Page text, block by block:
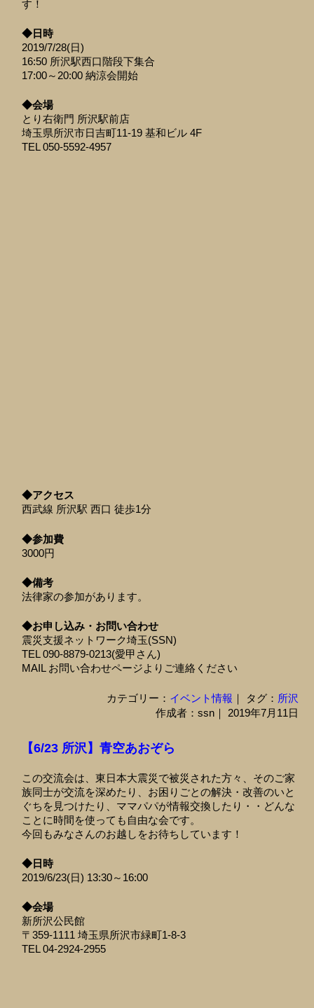
す！
◆日時
2019/7/28(日)
16:50 所沢駅西口階段下集合
17:00～20:00 納涼会開始
◆会場
とり右衛門 所沢駅前店
埼玉県所沢市日吉町11-19 基和ビル 4F
TEL 050-5592-4957
◆アクセス
西武線 所沢駅 西口 徒歩1分
◆参加費
3000円
◆備考
法律家の参加があります。
◆お申し込み・お問い合わせ
震災支援ネットワーク埼玉(SSN)
TEL 090-8879-0213(愛甲さん)
MAIL お問い合わせページよりご連絡ください
カテゴリー： イベント情報 ｜ タグ： 所沢
作成者：ssn｜ 2019年7月11日
【6/23 所沢】青空あおぞら
この交流会は、東日本大震災で被災された方々、そのご家
族同士が交流を深めたり、お困りごとの解決・改善のいと
ぐちを見つけたり、ママパパが情報交換したり・・どんな
ことに時間を使っても自由な会です。
今回もみなさんのお越しをお待ちしています！
◆日時
2019/6/23(日) 13:30～16:00
◆会場
新所沢公民館
〒359-1111 埼玉県所沢市緑町1-8-3
TEL 04-2924-2955